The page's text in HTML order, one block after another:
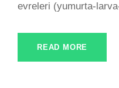
evreleri (yumurta-
READ MORE